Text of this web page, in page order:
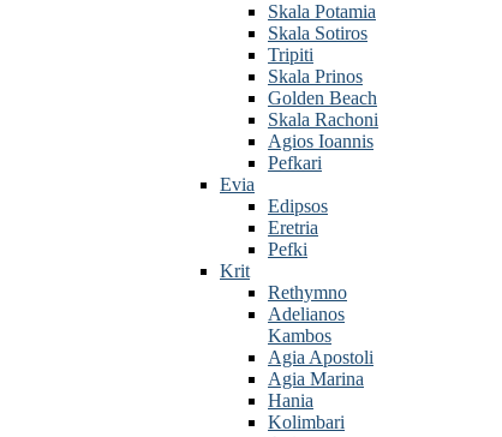
Skala Potamia
Skala Sotiros
Tripiti
Skala Prinos
Golden Beach
Skala Rachoni
Agios Ioannis
Pefkari
Evia
Edipsos
Eretria
Pefki
Krit
Rethymno
Adelianos
Kambos
Agia Apostoli
Agia Marina
Hania
Kolimbari